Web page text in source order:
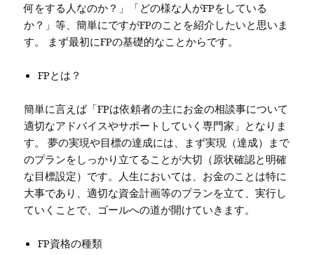
何をする人なのか？」「どの様な人がFPをしている
か？」等、簡単にですがFPのことを紹介したいと思いま
す。 まず最初にFPの基礎的なことからです。
FPとは？
簡単に言えば「FPは依頼者の主にお金の相談事について
適切なアドバイスやサポートしていく専門家」となりま
す。 夢の実現や目標の達成には、まず実現（達成）まで
のプランをしっかり立てることが大切（原状確認と明確
な目標設定）です。人生においては、お金のことは特に
大事であり、適切な資金計画等のプランを立て、実行し
ていくことで、ゴールへの道が開けていきます。
FP資格の種類